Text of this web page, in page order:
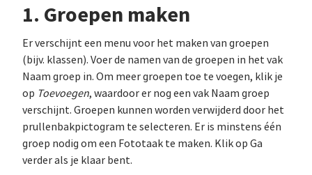
1. Groepen maken
Er verschijnt een menu voor het maken van groepen
(bijv. klassen). Voer de namen van de groepen in het vak
Naam groep in. Om meer groepen toe te voegen, klik je
op Toevoegen, waardoor er nog een vak Naam groep
verschijnt. Groepen kunnen worden verwijderd door het
prullenbakpictogram te selecteren. Er is minstens één
groep nodig om een Fototaak te maken. Klik op Ga
verder als je klaar bent.